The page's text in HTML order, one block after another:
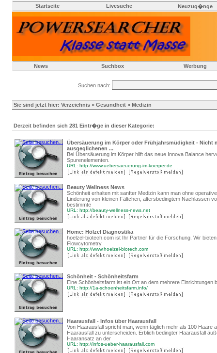
Startseite Livesuche Neuzug�nge
News Suchbox Werbung
Suchen nach:
Sie sind jetzt hier: Verzeichnis » Gesundheit » Medizin
Derzeit befinden sich 281 Eintr�ge in dieser Kategorie:
Übersäuerung im Körper oder Frühjahrsmüdigkeit - Nicht
ausgeglichenen ...
Bei Übersäuerung im Körper hilft das neue Innova Balance
Spurenelementen.
URL: http://www.uebersaeuerung-im-koerper.de
Beauty Wellness News
Schönheit erhalten mit sanfter Medizin kann man ohne
Linderung von kleinen Fältchen, altersbedingtem Nachlassen
bestimmte
URL: http://beauty-wellness-news.net
Home: Hölzel Diagnostika
hoelzel-biotech.com ist Ihr Partner für die Forschung. Wir
Flowcytometry.
URL: http://www.hoelzel-biotech.com
Schönheit - Schönheitsfarm
Eine Schönheitsfarm ist ein Ort an dem mehrere
URL: http://1a-schoenheitsfarm.info/
Haarausfall - Infos über Haarausfall
Von Haarausfall spricht man, wenn täglich mehr als 100 Haare
Haarausfall zu unterscheiden. Erblich bedingter Haarausfall
Haaransatz an der
URL: http://infos-ueber-haarausfall.com